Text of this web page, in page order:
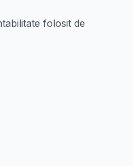
folosit de